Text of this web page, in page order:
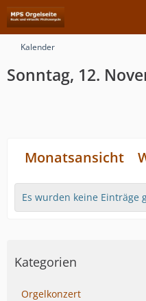
Kalender
Sonntag, 12.
Monatsansicht
Es wurden keine Einträge
Kategorien
Orgelkonzert